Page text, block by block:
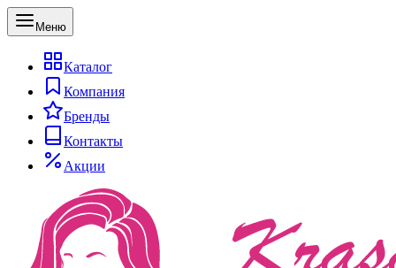
Меню
Каталог
Компания
Бренды
Контакты
Акции